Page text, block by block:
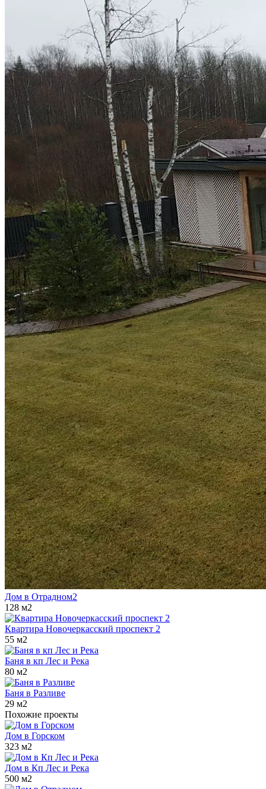
Дом в Отрадном2
128 м2
Квартира Новочеркасский проспект 2
55 м2
Баня в кп Лес и Река
80 м2
Баня в Разливе
29 м2
Похожие проекты
Дом в Горском
323 м2
Дом в Кп Лес и Река
500 м2